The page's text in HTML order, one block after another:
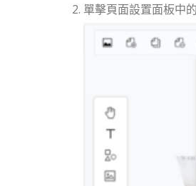
單擊頁面設置面板中